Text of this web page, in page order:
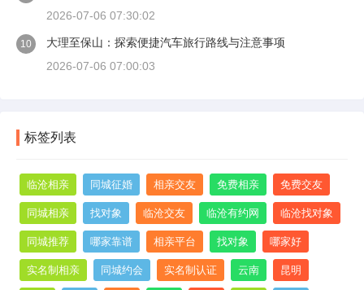
2026-07-06 07:30:02
10
大理至保山：探索便捷汽车旅行路线与注意事项
2026-07-06 07:00:03
标签列表
临沧相亲 同城征婚 相亲交友 免费相亲 免费交友
同城相亲 找对象 临沧交友 临沧有约网 临沧找对象
同城推荐 哪家靠谱 相亲平台 找对象 哪家好
实名制相亲 同城约会 实名制认证 云南 昆明